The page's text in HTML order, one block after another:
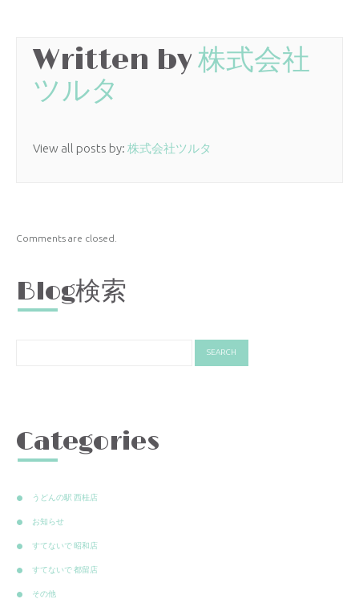
Written by株式会社
ツルタ
View all posts by: 株式会社ツルタ
Comments are closed.
Blog検索
Categories
うどんの駅 西桂店
お知らせ
すてないで 昭和店
すてないで 都留店
その他